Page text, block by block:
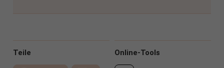
Online-Tools
Teile